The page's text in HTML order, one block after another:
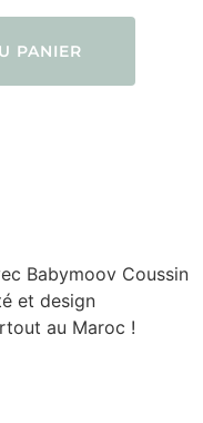
PANIER
Babymoov Coussin
et design
au Maroc !